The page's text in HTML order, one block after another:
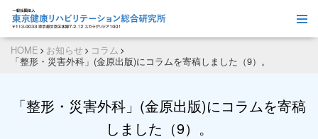
HOME お知らせ
コラム
「整形・災害外科」(金原出版)にコラムを寄稿しました（9）。
「整形・災害外科」(金原出版)にコラムを寄稿
しました（9）。